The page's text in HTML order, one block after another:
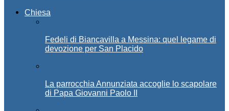
Chiesa
Fedeli di Biancavilla a Messina: quel legame di
devozione per San Placido
La parrocchia Annunziata accoglie lo scapolare
di Papa Giovanni Paolo II